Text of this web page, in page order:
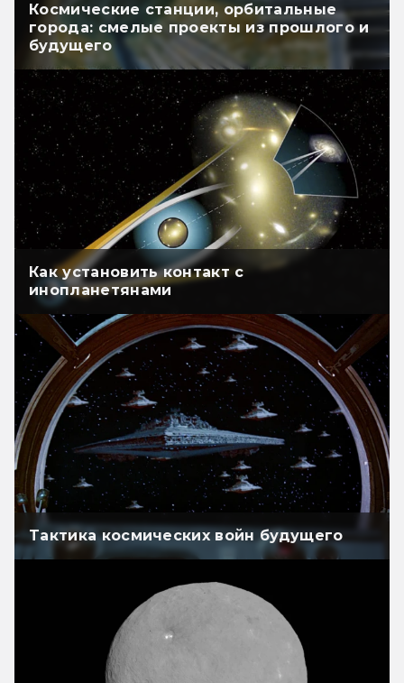
Космические станции, орбитальные
города: смелые проекты из прошлого и
будущего
Как установить контакт с
инопланетянами
Тактика космических войн будущего